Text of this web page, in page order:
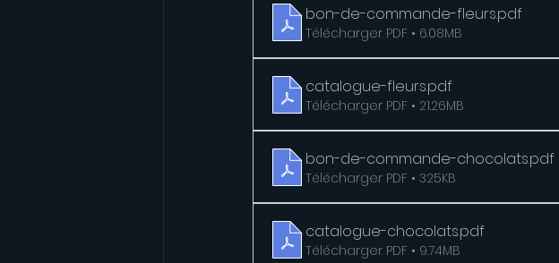
bon-de-commande-fleurs.pdf
Télécharger PDF • 6.08MB
catalogue-fleurs.pdf
Télécharger PDF • 21.26MB
bon-de-commande-chocolats.pdf
Télécharger PDF • 325KB
catalogue-chocolats.pdf
Télécharger PDF • 9.74MB